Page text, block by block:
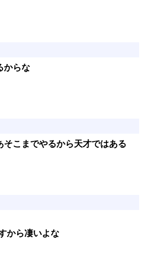
からな
そこまでやるから天才ではある
から凄いよな